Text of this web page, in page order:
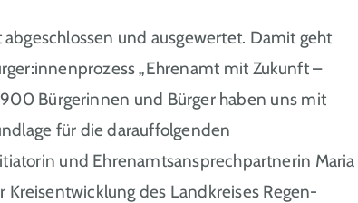
und ausgewertet. Damit geht
„Ehrenamt mit Zukunft –
Bürgerinnen und Bürger haben uns mit
für die darauffolgenden
und Ehrenamtsansprechpartnerin Maria
des Landkreises Regen-